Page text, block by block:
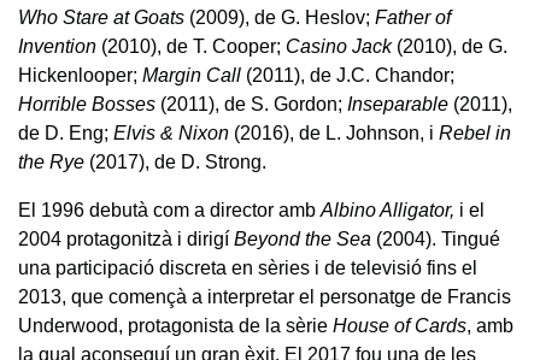
Who Stare at Goats (2009), de G. Heslov; Father of
Invention (2010), de T. Cooper; Casino Jack(2010), de G.
Hickenlooper; Margin Call (2011), de J.C. Chandor;
Horrible Bosses (2011), de S. Gordon; Inseparable (2011),
de D. Eng; Elvis & Nixon (2016), de L. Johnson, i Rebel in
the Rye (2017), de D. Strong.
El 1996 debutà com a director amb Albino Alligator, i el
2004 protagonitzà i dirigí Beyond the Sea (2004). Tingué
una participació discreta en sèries i de televisió fins el
2013, que començà a interpretar el personatge de Francis
Underwood, protagonista de la sèrie House of Cards, amb
la qual aconseguí un gran èxit. El 2017 fou una de les